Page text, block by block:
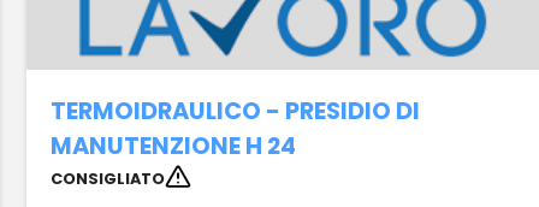
TERMOIDRAULICO - PRESIDIO DI
MANUTENZIONE H 24
CONSIGLIATO